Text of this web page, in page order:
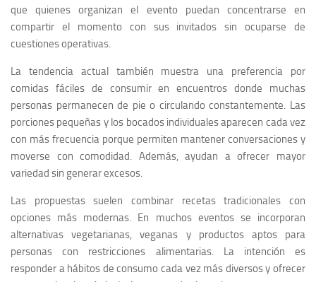
que quienes organizan el evento puedan concentrarse en
compartir el momento con sus invitados sin ocuparse de
cuestiones operativas.
La tendencia actual también muestra una preferencia por
comidas fáciles de consumir en encuentros donde muchas
personas permanecen de pie o circulando constantemente. Las
porciones pequeñas y los bocados individuales aparecen cada vez
con más frecuencia porque permiten mantener conversaciones y
moverse con comodidad. Además, ayudan a ofrecer mayor
variedad sin generar excesos.
Las propuestas suelen combinar recetas tradicionales con
opciones más modernas. En muchos eventos se incorporan
alternativas vegetarianas, veganas y productos aptos para
personas con restricciones alimentarias. La intención es
responder a hábitos de consumo cada vez más diversos y ofrecer